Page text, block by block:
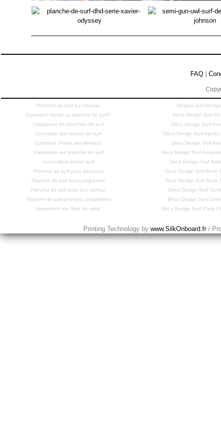
FAQ |
Planche de surf sur mesure
Comment choisir sa planche de surf?
Catégories de planches de surf
Connaitre son niveau de surf
Comment choisir ses dérives?
Impression sur planche de surf
Autocollant sticker surf
Planche de surf pour débutant
Planche de surf pour progresser
Planche de surf pour bon surfeur
Planche de surf pour pro compétiteur
Impression sur fibre de verre
Shaper Surf
Déco Design Surf 69
Déco Design Surf
Déco Design Surf Agnes
Déco Design Surf
Déco Design Surf
Déco Design Surf
Déco Design Surf Boris
Déco Design Surf Boris
Déco Design Surf
Déco Design Surf
Déco Design Surf Clara
Printing Technology bywww.SilkOnboard.fr /